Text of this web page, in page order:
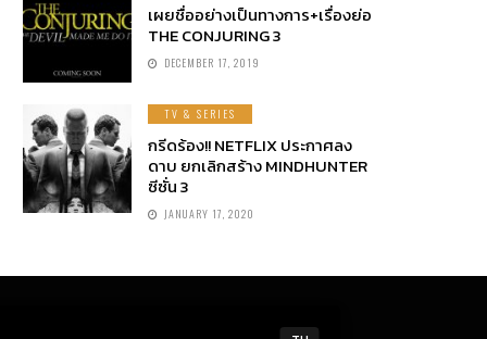
เผยชื่ออย่างเป็นทางการ+เรื่องย่อ
THE CONJURING 3
DECEMBER 17, 2019
TV & SERIES
กรีดร้อง!! NETFLIX ประกาศลง
ดาบ ยกเลิกสร้าง MINDHUNTER
ซีซั่น 3
JANUARY 17, 2020